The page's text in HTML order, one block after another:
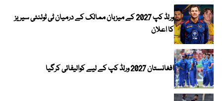
ورلڈ کپ 2027 کے میزبان ممالک کے درمیان ٹی ٹوئنٹی سیریز
کا اعلان
افغانستان 2027 ورلڈ کپ کے لیے کوالیفائی کرگیا